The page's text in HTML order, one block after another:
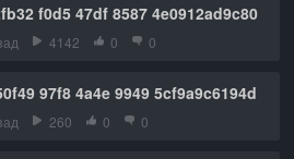
f0d5 47df 8587 4e0912ad9c80
4142 0 0
97f8 4a4e 9949 5cf9a9c6194d
260 0 0